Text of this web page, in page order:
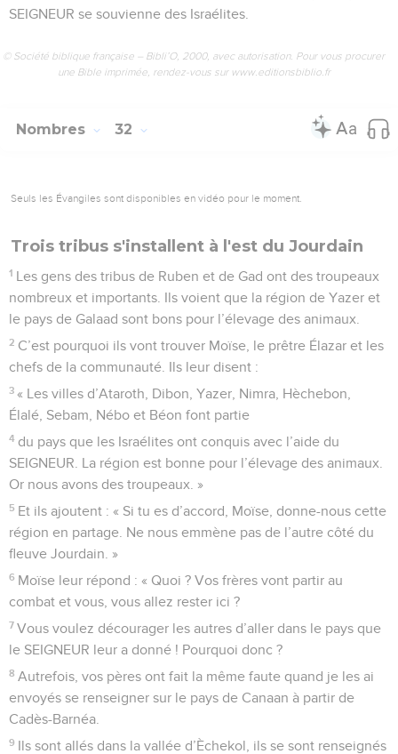
SEIGNEUR se souvienne des Israélites.
© Société biblique française – Bibli’O, 2000, avec autorisation. Pour vous procurer
une Bible imprimée, rendez-vous sur www.editionsbiblio.fr
Nombres 32
Seuls les Évangiles sont disponibles en vidéo pour le moment.
Trois tribus s'installent à l'est du Jourdain
1 Les gens des tribus de Ruben et de Gad ont des troupeaux
nombreux et importants. Ils voient que la région de Yazer et
le pays de Galaad sont bons pour l’élevage des animaux.
2 C’est pourquoi ils vont trouver Moïse, le prêtre Élazar et les
chefs de la communauté. Ils leur disent :
3 « Les villes d’Ataroth, Dibon, Yazer, Nimra, Hèchebon,
Élalé, Sebam, Nébo et Béon font partie
4 du pays que les Israélites ont conquis avec l’aide du
SEIGNEUR. La région est bonne pour l’élevage des animaux.
Or nous avons des troupeaux. »
5 Et ils ajoutent : « Si tu es d’accord, Moïse, donne-nous cette
région en partage. Ne nous emmène pas de l’autre côté du
fleuve Jourdain. »
6 Moïse leur répond : « Quoi ? Vos frères vont partir au
combat et vous, vous allez rester ici ?
7 Vous voulez décourager les autres d’aller dans le pays que
le SEIGNEUR leur a donné ! Pourquoi donc ?
8 Autrefois, vos pères ont fait la même faute quand je les ai
envoyés se renseigner sur le pays de Canaan à partir de
Cadès-Barnéa.
9 Ils sont allés dans la vallée d’Èchekol, ils se sont renseignés